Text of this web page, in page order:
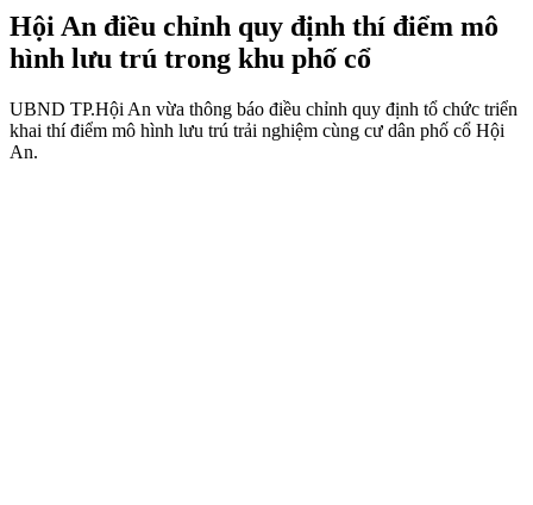
Hội An điều chỉnh quy định thí điểm mô
hình lưu trú trong khu phố cổ
UBND TP.Hội An vừa thông báo điều chỉnh quy định tổ chức triển
khai thí điểm mô hình lưu trú trải nghiệm cùng cư dân phố cổ Hội
An.